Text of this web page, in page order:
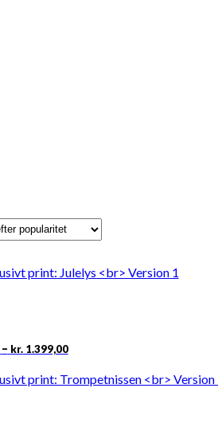
– kr.1.399,00Prisinterval:
til
kr. 1.399,00
Dette
har